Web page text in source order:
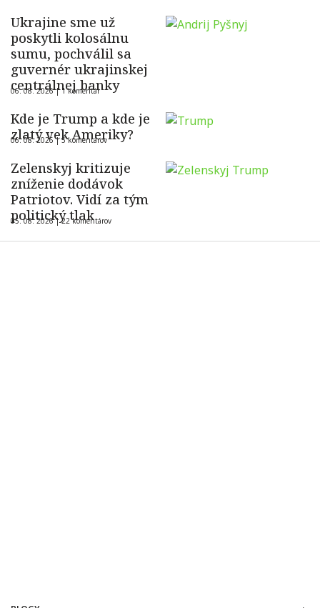
Ukrajine sme už
poskytli kolosálnu
sumu, pochválil sa
guvernér ukrajinskej
centrálnej banky
06. 08. 2026 |1 komentár
Kde je Trump a kde je
zlatý vek Ameriky?
06. 08. 2026 |5 komentárov
Zelenskyj kritizuje
zníženie dodávok
Patriotov. Vidí za tým
politický tlak
05. 08. 2026 |22 komentárov